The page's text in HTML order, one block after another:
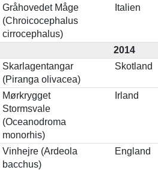
Gråhovedet Måge
(Chroicocephalus
cirrocephalus)
Italien
2014
Skarlagentangar
(Piranga olivacea)
Skotland
Mørkrygget
Stormsvale
(Oceanodroma
monorhis)
Irland
Vinhejre (Ardeola
bacchus)
England